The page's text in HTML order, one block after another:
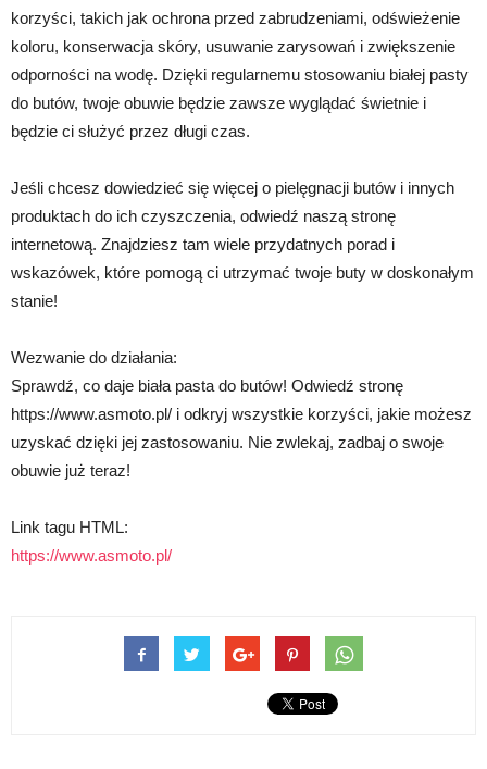
korzyści, takich jak ochrona przed zabrudzeniami, odświeżenie
koloru, konserwacja skóry, usuwanie zarysowań i zwiększenie
odporności na wodę. Dzięki regularnemu stosowaniu białej pasty
do butów, twoje obuwie będzie zawsze wyglądać świetnie i
będzie ci służyć przez długi czas.
Jeśli chcesz dowiedzieć się więcej o pielęgnacji butów i innych
produktach do ich czyszczenia, odwiedź naszą stronę
internetową. Znajdziesz tam wiele przydatnych porad i
wskazówek, które pomogą ci utrzymać twoje buty w doskonałym
stanie!
Wezwanie do działania:
Sprawdź, co daje biała pasta do butów! Odwiedź stronę
https://www.asmoto.pl/ i odkryj wszystkie korzyści, jakie możesz
uzyskać dzięki jej zastosowaniu. Nie zwlekaj, zadbaj o swoje
obuwie już teraz!
Link tagu HTML:
https://www.asmoto.pl/